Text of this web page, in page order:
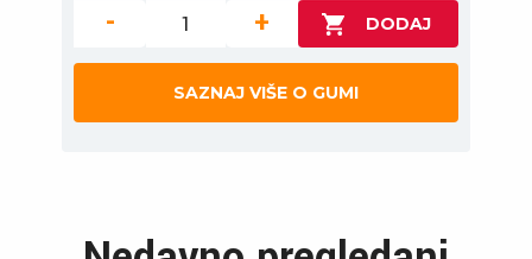
- +
SAZNAJ VIŠE O GUMI